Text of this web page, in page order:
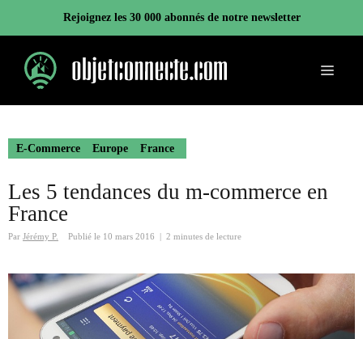
contenu
Rejoignez les 30 000 abonnés de notre newsletter
Menu
E-Commerce Europe France
Les 5 tendances du m-commerce en
France
Par Jérémy P. Publié le 10 mars 2016 2 minutes de lecture